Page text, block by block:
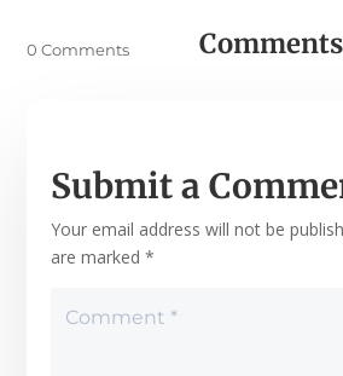
Comments
0 Comments
Submit a
Your email address will not be
are marked*